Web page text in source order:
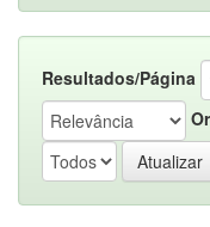
Resultados/Página